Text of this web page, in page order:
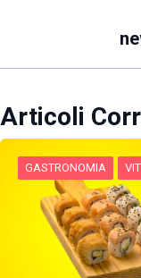
Articoli
GASTRONOMIA